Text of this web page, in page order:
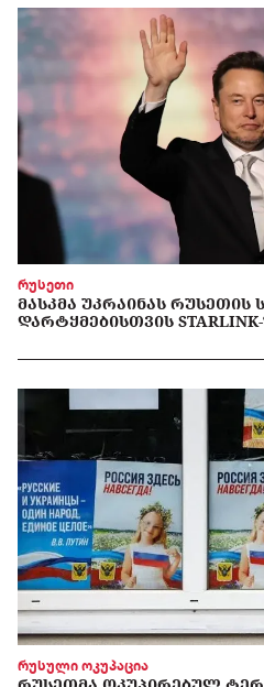
რუსეთი
ᲛᲐᲡᲙᲛᲐ ᲣᲙᲠᲐᲘᲜᲐᲡ ᲠᲣᲡᲔᲗᲘᲡ
ᲓᲐᲠᲢᲧᲛᲔᲑᲘᲡᲗᲕᲘᲡ
რუსული ოკუპაცია